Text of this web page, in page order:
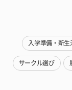
入学準備・新生
サークル選び